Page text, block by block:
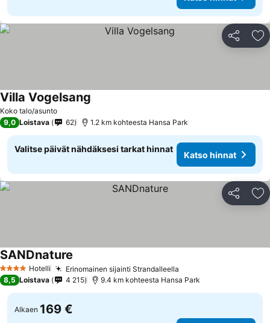
Jaa
Koko talo/asunto
Villa Vogelsang
9,0 Loistava 62 1.2 km kohteesta Hansa Park
Valitse päivät nähdäksesi tarkat hinnat
Katso hinnat
Jaa
4 Tähtiluokitus
Hotelli Erinomainen sijainti Strandalleella
SANDnature
8,5 Loistava 4 215 9.4 km kohteesta Hansa Park
Alkaen 169 €